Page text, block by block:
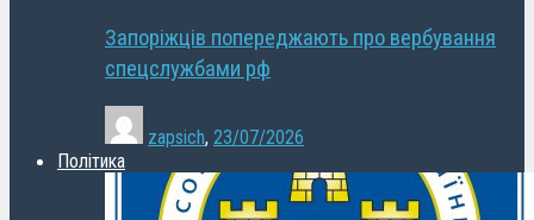
Запоріжців попереджають про вербування
спецслужбами рф
zapsich, 23/07/2026
Політика